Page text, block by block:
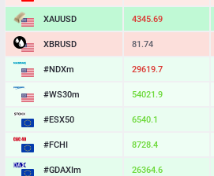
XAUUSD 4345.69
XBRUSD 81.74
#NDXm 29619.7
#WS30m 54021.9
#ESX50 6540.1
#FCHI 8728.4
#GDAXIm 26364.6